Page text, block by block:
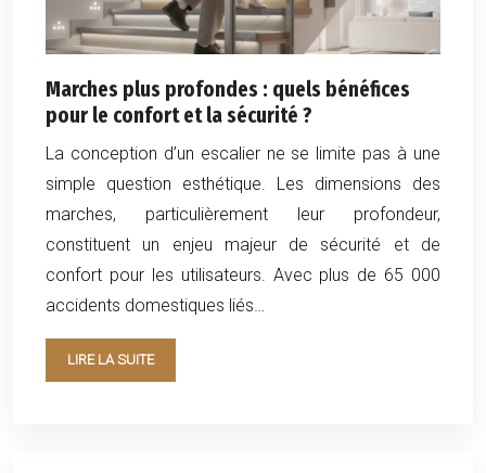
Marches plus profondes : quels bénéfices
pour le confort et la sécurité ?
La conception d’un escalier ne se limite pas à une
simple question esthétique. Les dimensions des
marches, particulièrement leur profondeur,
constituent un enjeu majeur de sécurité et de
confort pour les utilisateurs. Avec plus de 65 000
accidents domestiques liés…
LIRE LA SUITE